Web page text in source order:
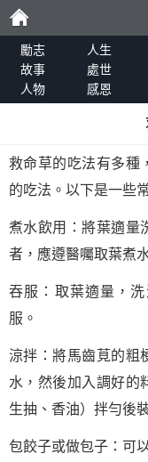
勵
志
勵志 人生
故事
處世
人物
感恩
救命草的吃法有多種
的吃法。以下是一些
煮水飲用：將葉適量
者，應遵醫囑取葉煮
吞服：取葉適量，
服。
涼拌：將馬齒莧的粗
水，然後加入調好的
生抽、香油）拌勻後
包餃子或做包子：可